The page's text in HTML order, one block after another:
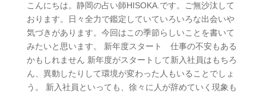
こんにちは。静岡の占い師HISOKA.です。ご無沙汰して
おります。日々全力で鑑定していていろいろな出会いや
気づきがあります。今回はこの季節らしいことを書いて
みたいと思います。 新年度スタート 仕事の不安もある
かもしれません 新年度がスタートして新入社員はもちろ
ん、異動したりして環境が変わった人もいることでしょ
う。 新入社員といっても、徐々に人が辞めていく現象も